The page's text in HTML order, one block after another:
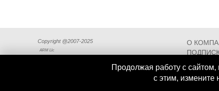
Продолжая работу с
с этим, измените
Copyright @2007-2025
ARM Llc
О
СХЕМА